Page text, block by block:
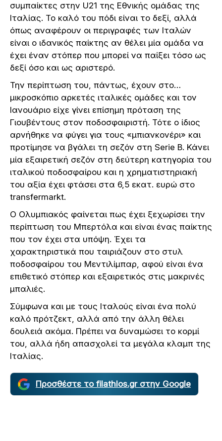
συμπαίκτες στην U21 της Εθνικής ομάδας της
Ιταλίας. Το καλό του πόδι είναι το δεξί, αλλά
όπως αναφέρουν οι περιγραφές των Ιταλών
είναι ο ιδανικός παίκτης αν θέλει μία ομάδα να
έχει έναν στόπερ που μπορεί να παίξει τόσο ως
δεξί όσο και ως αριστερό.
Την περίπτωση του, πάντως, έχουν στο…
μικροσκόπιο αρκετές ιταλικές ομάδες και τον
Ιανουάριο είχε γίνει επίσημη πρόταση της
Γιουβέντους στον ποδοσφαιριστή. Τότε ο ίδιος
αρνήθηκε να φύγει για τους «μπιανκονέρι» και
προτίμησε να βγάλει τη σεζόν στη Serie B. Κάνει
μία εξαιρετική σεζόν στη δεύτερη κατηγορία του
ιταλικού ποδοσφαίρου και η χρηματιστηριακή
του αξία έχει φτάσει στα 6,5 εκατ. ευρώ στο
transfermarkt.
Ο Ολυμπιακός φαίνεται πως έχει ξεχωρίσει την
περίπτωση του Μπερτόλα και είναι ένας παίκτης
που τον έχει στα υπόψη. Έχει τα
χαρακτηριστικά που ταιριάζουν στο στυλ
ποδοσφαίρου του Μεντιλίμπαρ, αφού είναι ένα
επιθετικό στόπερ και εξαιρετικός στις μακρινές
μπαλιές.
Σύμφωνα και με τους Ιταλούς είναι ένα πολύ
καλό πρότζεκτ, αλλά από την άλλη θέλει
δουλειά ακόμα. Πρέπει να δυναμώσει το κορμί
του, αλλά ήδη απασχολεί τα μεγάλα κλαμπ της
Ιταλίας.
Προσθέστε το filathlos.gr στην Google